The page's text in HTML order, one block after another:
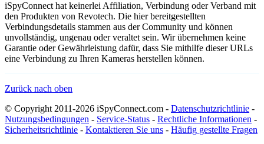
iSpyConnect hat keinerlei Affiliation, Verbindung oder Verband mit
den Produkten von Revotech. Die hier bereitgestellten
Verbindungsdetails stammen aus der Community und können
unvollständig, ungenau oder veraltet sein. Wir übernehmen keine
Garantie oder Gewährleistung dafür, dass Sie mithilfe dieser URLs
eine Verbindung zu Ihren Kameras herstellen können.
Zurück nach oben
© Copyright 2011-2026 iSpyConnect.com - Datenschutzrichtlinie -
Nutzungsbedingungen - Service-Status - Rechtliche Informationen -
Sicherheitsrichtlinie - Kontaktieren Sie uns - Häufig gestellte Fragen